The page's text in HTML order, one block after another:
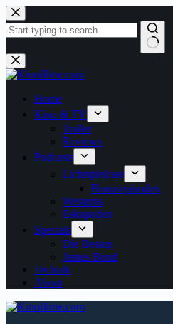
Zum
Inhalt
springen
Keine
Ergebnisse
Home
Kino & TV
Trailer
Reviews
Podcasts
Lichtspielcast
Bonusepisoden
Westeros
Eskapoden
Specials
Die Besten
James Bond
Technik
About